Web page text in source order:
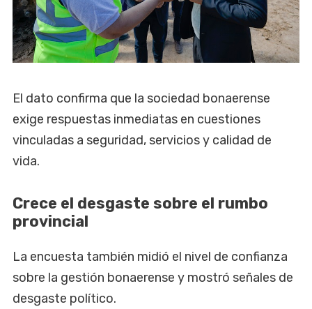
El dato confirma que la sociedad bonaerense
exige respuestas inmediatas en cuestiones
vinculadas a seguridad, servicios y calidad de
vida.
Crece el desgaste sobre el rumbo
provincial
La encuesta también midió el nivel de confianza
sobre la gestión bonaerense y mostró señales de
desgaste político.